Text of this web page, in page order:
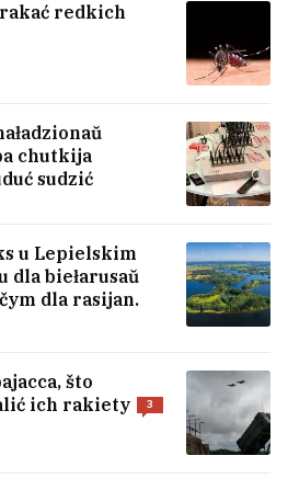
redkich
chutkija
sudzić
u Lepielskim
dla biełarusaŭ
dla rasijan.
što
ich rakiety
3
z čatyrma dziećmi
u Fłarydzie
17